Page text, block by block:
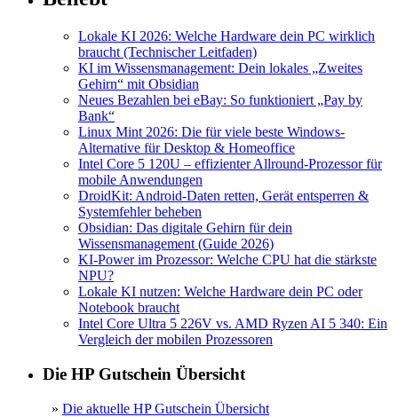
Lokale KI 2026: Welche Hardware dein PC wirklich
braucht (Technischer Leitfaden)
KI im Wissensmanagement: Dein lokales „Zweites
Gehirn“ mit Obsidian
Neues Bezahlen bei eBay: So funktioniert „Pay by
Bank“
Linux Mint 2026: Die für viele beste Windows-
Alternative für Desktop & Homeoffice
Intel Core 5 120U – effizienter Allround-Prozessor für
mobile Anwendungen
DroidKit: Android-Daten retten, Gerät entsperren &
Systemfehler beheben
Obsidian: Das digitale Gehirn für dein
Wissensmanagement (Guide 2026)
KI-Power im Prozessor: Welche CPU hat die stärkste
NPU?
Lokale KI nutzen: Welche Hardware dein PC oder
Notebook braucht
Intel Core Ultra 5 226V vs. AMD Ryzen AI 5 340: Ein
Vergleich der mobilen Prozessoren
Die HP Gutschein Übersicht
» Die aktuelle HP Gutschein Übersicht